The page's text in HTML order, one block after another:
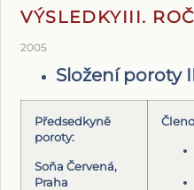
VÝSLEDKYIII.
2005
Složení poroty
Předsedkyně
poroty:
Soňa Červená,
Praha